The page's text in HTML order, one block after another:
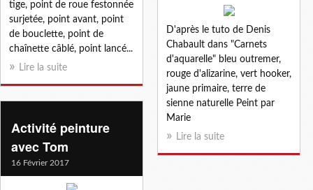
tige, point de roue festonnée
surjetée, point avant, point
de bouclette, point de
chaînette câblé, point lancé...
Lire la suite
D'après le tuto de Denis
Chabault dans "Carnets
d'aquarelle" bleu outremer,
rouge d'alizarine, vert hooker,
jaune primaire, terre de
sienne naturelle Peint par
Marie
Lire la suite
Activité peinture
avec Tom
16 Février 2017